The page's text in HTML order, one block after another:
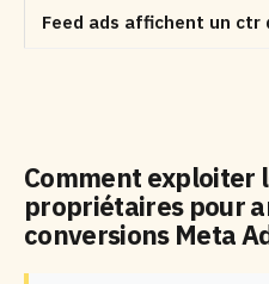
Feed ads affichent un ctr
Comment exploiter
propriétaires pour
conversions Meta